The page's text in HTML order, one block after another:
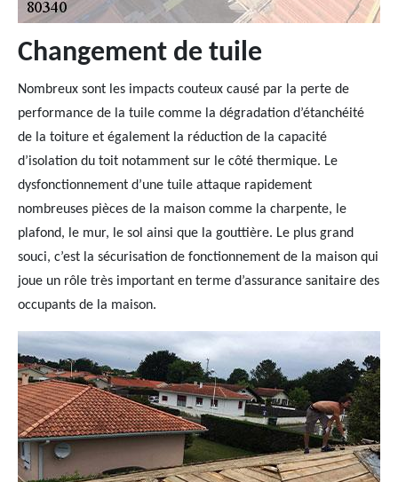
Changement de tuile
Nombreux sont les impacts couteux causé par la perte de
performance de la tuile comme la dégradation d’étanchéité
de la toiture et également la réduction de la capacité
d’isolation du toit notamment sur le côté thermique. Le
dysfonctionnement d’une tuile attaque rapidement
nombreuses pièces de la maison comme la charpente, le
plafond, le mur, le sol ainsi que la gouttière. Le plus grand
souci, c’est la sécurisation de fonctionnement de la maison qui
joue un rôle très important en terme d’assurance sanitaire des
occupants de la maison.